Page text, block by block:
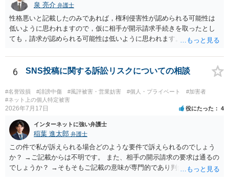
泉 亮介 弁護士
性格悪いと記載したのみであれば，権利侵害性が認められる可能性は
低いように思われますので，仮に相手が開示請求手続きを取ったとし
ても，請求が認められる可能性は低いように思われます。
6 SNS投稿に関する訴訟リスクについての相談
#名誉毀損 #誹謗中傷 #風評被害・営業妨害 #個人・プライベート
#加害者
#ネット上の個人特定被害
2026年7月17日 役にたった 4
インターネットに強い弁護士
稲葉 進太郎 弁護士
この件で私が訴えられる場合どのような要件で訴えられるのでしょう
か？ →ご記載からは不明です。 また、相手の開示請求の要求は通るの
でしょうか？ →そもそもご記載の意味が専門的であり判然としないも